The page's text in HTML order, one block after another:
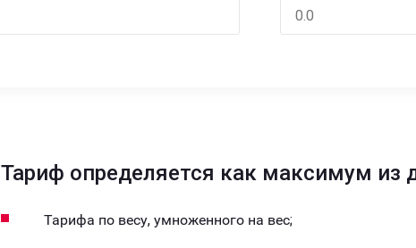
Тариф определяется как максимум из
Тарифа по весу, умноженного на вес;